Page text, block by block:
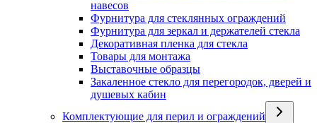
навесов
Фурнитура для стеклянных ограждений
Фурнитура для зеркал и держателей стекла
Декоративная пленка для стекла
Товары для монтажа
Выставочные образцы
Закаленное стекло для перегородок, дверей и
душевых кабин
Комплектующие для перил и ограждений